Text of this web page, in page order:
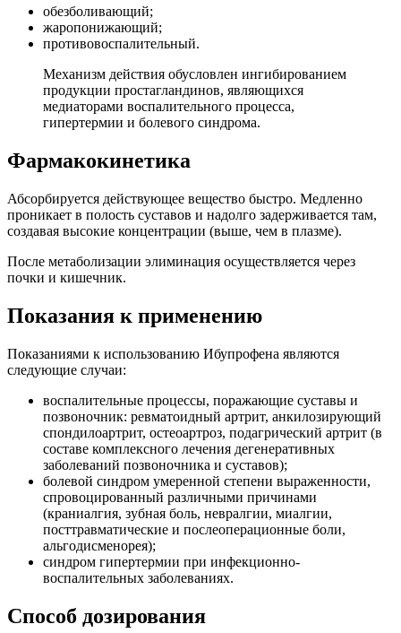
обезболивающий;
жаропонижающий;
противовоспалительный.
Механизм действия обусловлен ингибированием
продукции простагландинов, являющихся
медиаторами воспалительного процесса,
гипертермии и болевого синдрома.
Фармакокинетика
Абсорбируется действующее вещество быстро. Медленно
проникает в полость суставов и надолго задерживается там,
создавая высокие концентрации (выше, чем в плазме).
После метаболизации элиминация осуществляется через
почки и кишечник.
Показания к применению
Показаниями к использованию Ибупрофена являются
следующие случаи:
воспалительные процессы, поражающие суставы и
позвоночник: ревматоидный артрит, анкилозирующий
спондилоартрит, остеоартроз, подагрический артрит (в
составе комплексного лечения дегенеративных
заболеваний позвоночника и суставов);
болевой синдром умеренной степени выраженности,
спровоцированный различными причинами
(краниалгия, зубная боль, невралгии, миалгии,
посттравматические и послеоперационные боли,
альгодисменорея);
синдром гипертермии при инфекционно-
воспалительных заболеваниях.
Способ дозирования